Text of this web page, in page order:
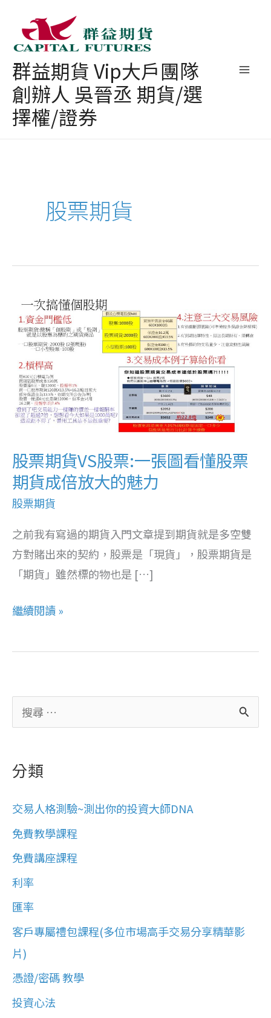
群益期貨 Vip大戶團隊
創辦人 吳晉丞 期貨/選
擇權/證券
股票期貨
股票期貨VS股票:一張圖看懂股票
期貨成倍放大的魅力
股票期貨
之前我有寫過的期貨入門文章提到期貨就是多空雙
方對賭出來的契約，股票是「現貨」，股票期貨是
「期貨」雖然標的物也是 […]
股
票
貨
VS
股
票:
張
圖
看
股
票
貨
繼續閱讀 »
鍵
字
分類
交易人格測驗~測出你的投資大師DNA
免費教學課程
免費講座課程
利率
匯率
客戶專屬禮包課程(多位市場高手交易分享精華影
片)
憑證/密碼 教學
投資心法